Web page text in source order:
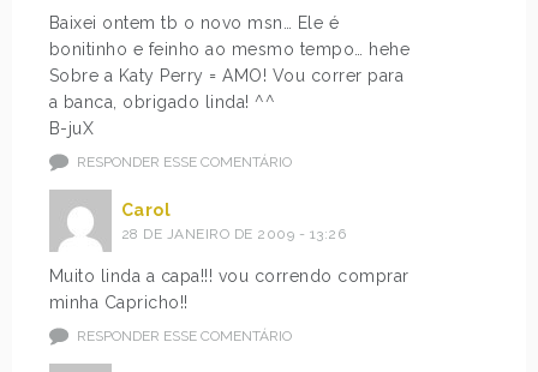
Baixei ontem tb o novo msn… Ele é
bonitinho e feinho ao mesmo tempo… hehe
Sobre a Katy Perry = AMO! Vou correr para
a banca, obrigado linda! ^^
B-juX
RESPONDER ESSE COMENTÁRIO
Carol
28 DE JANEIRO DE 2009 - 13:26
Muito linda a capa!!! vou correndo comprar
minha Capricho!!
RESPONDER ESSE COMENTÁRIO